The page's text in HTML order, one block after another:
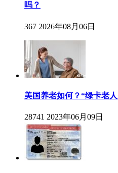
吗？
367 2026年08月06日
美国养老如何？“绿卡老
28741 2023年06月09日